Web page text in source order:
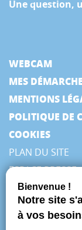
Une question,
WEBCAM
MES
MENTIONS
POLITIQUE DE
COOKIES
PLAN DU SITE
ESPACE PRESSE